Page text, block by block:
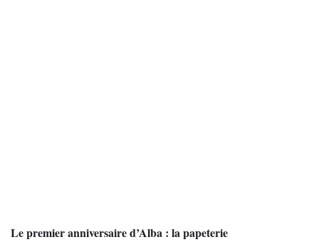
Le premier anniversaire d’Alba : la papeterie